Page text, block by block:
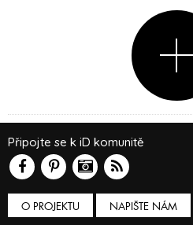
O PROJEKTU NAPIŠTE NÁM
Připojte se k iD komunitě